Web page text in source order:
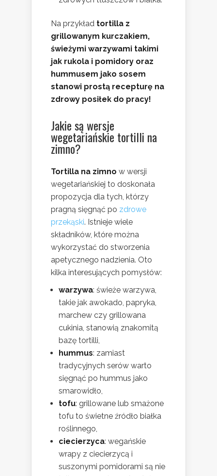
Na przykład tortilla z
grillowanym kurczakiem,
świeżymi warzywami takimi
jak rukola i pomidory oraz
hummusem jako sosem
stanowi prostą recepturę na
zdrowy posiłek do pracy!
Jakie są wersje
wegetariańskie tortilli na
zimno?
Tortilla na zimno w wersji
wegetariańskiej to doskonała
propozycja dla tych, którzy
pragną sięgnąć po zdrowe
przekąski. Istnieje wiele
składników, które można
wykorzystać do stworzenia
apetycznego nadzienia. Oto
kilka interesujących pomysłów:
warzywa: świeże warzywa,
takie jak awokado, papryka,
marchew czy grillowana
cukinia, stanowią znakomitą
bazę tortilli,
hummus: zamiast
tradycyjnych serów warto
sięgnąć po hummus jako
smarowidło,
tofu: grillowane lub smażone
tofu to świetne źródło białka
roślinnego,
ciecierzyca: wegańskie
wrapy z ciecierzycą i
suszonymi pomidorami są nie